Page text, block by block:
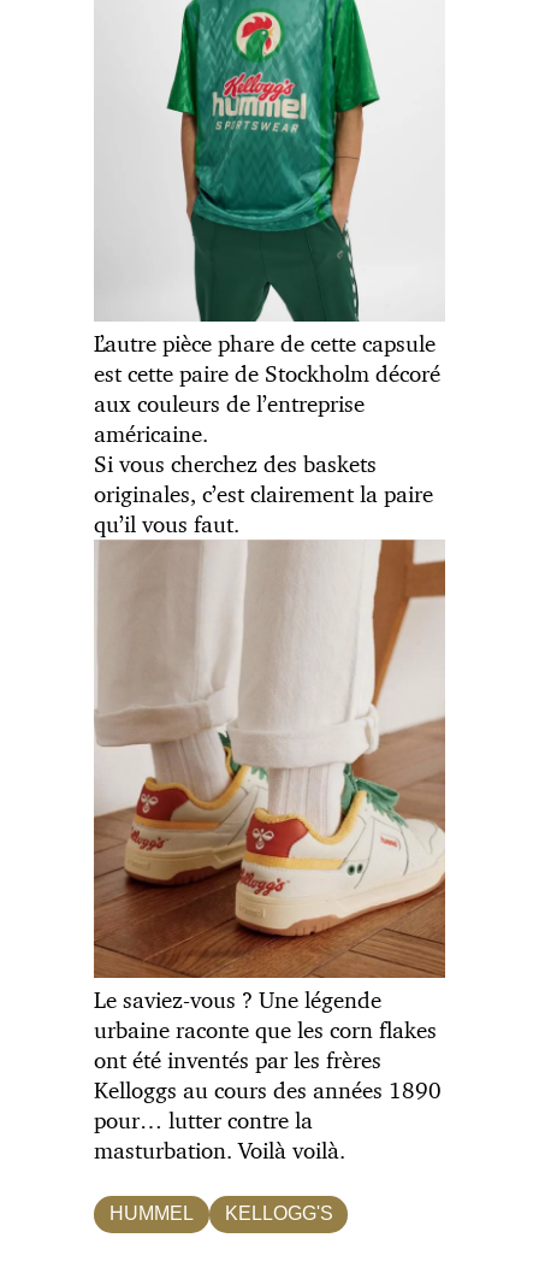
L’autre pièce phare de cette capsule
est cette paire de Stockholm décoré
aux couleurs de l’entreprise
américaine.
Si vous cherchez des baskets
originales, c’est clairement la paire
qu’il vous faut.
Le saviez-vous ? Une légende
urbaine raconte que les corn flakes
ont été inventés par les frères
Kelloggs au cours des années 1890
pour… lutter contre la
masturbation. Voilà voilà.
HUMMEL KELLOGG'S